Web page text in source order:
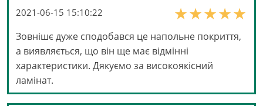
2021-06-15 15:10:22
Зовнішє дуже сподобався це напольне покриття,
а виявляється, що він ще має відмінні
характеристики. Дякуємо за високоякісний
ламінат.